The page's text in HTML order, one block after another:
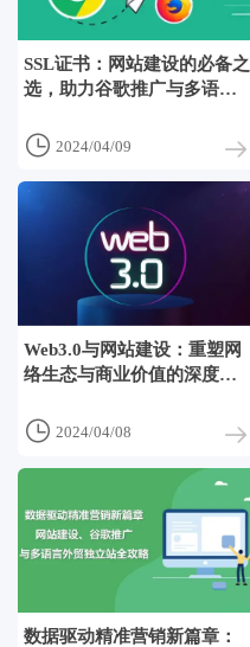
SSL证书：网站建设的必备之
选，助力谷歌推广与多语言
 2024/04/09
Web3.0与网站建设：重塑网
络生态与商业价值的深度融
 2024/04/08
数据驱动精准营销新篇章：